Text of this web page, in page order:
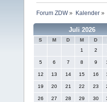
Forum ZDW» Kalender »
Juli 2026
S M D M D
1
2
5 6 7 8 9
12 13 14 15 16
19 20 21 22 23
26 27 28 29 30